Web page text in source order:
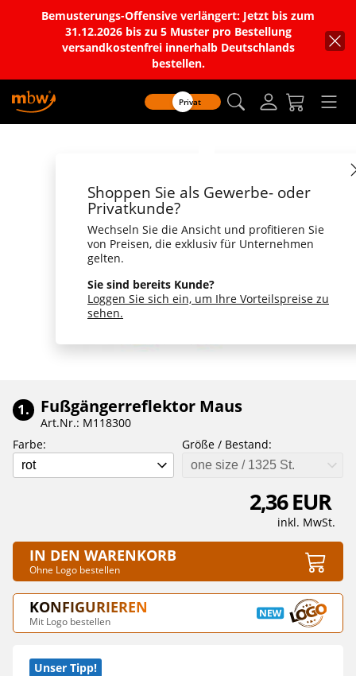
Bemusterungs-Offensive verlängert: Jetzt bis zum
31.12.2026 bis zu 5 Muster pro Bestellung
versandkostenfrei innerhalb Deutschlands
bestellen.
Privat
Shoppen Sie als Gewerbe- oder
Privatkunde?
Wechseln Sie die Ansicht und profitieren Sie
von Preisen, die exklusiv für Unternehmen
gelten.
Sie sind bereits Kunde?
Loggen Sie sich ein, um Ihre Vorteilspreise zu
sehen.
1. Fußgängerreflektor Maus
Art.Nr.: M118300
Farbe:
rot
Größe / Bestand:
one size / 1325 St.
2,36 EUR
inkl. MwSt.
IN DEN WARENKORB
Ohne Logo bestellen
KONFIGURIEREN
Mit Logo bestellen
Unser Tipp!